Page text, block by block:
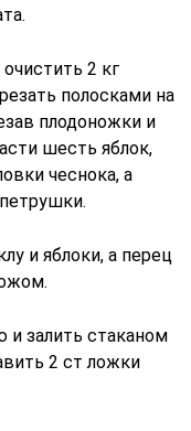
2 кг
полосками на
плодоножки и
шесть яблок,
чеснока, а
и яблоки, а перец
залить стаканом
2 ст ложки